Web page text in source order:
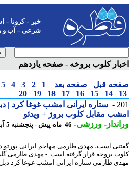
-کرونا-
شرعی-آب و هوا
کلوب بروخه - صفحه یازدهم
قبل صفحه بعد 1
2
3
4
5
6
14
15
16
17
18
19
20
ستاره ایرانی امشب غوغا کرد |
مقابل کلوب بروژ + ویدئو
-ورزشی-46 ماه پیش - پنجشنبه 5 آبان 1401، 04:08
است، مهدی طارمی مهاجم ایرانی پورتو در
بروخه قرار گرفته است. - مهدی طارمی
طارمی ستاره ایرانی امشب غوغا کرد دبل